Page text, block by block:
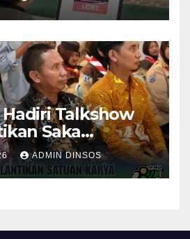
Talkshow
Saka
Narkotika Kota
ADMIN DINSOS